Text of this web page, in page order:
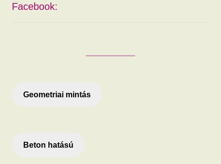
Facebook:
Geometriai mintás
Beton hatású